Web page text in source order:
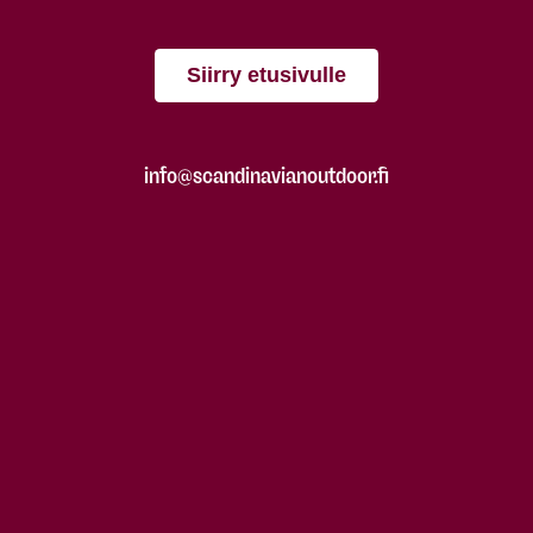
Siirry etusivulle
info@scandinavianoutdoor.fi